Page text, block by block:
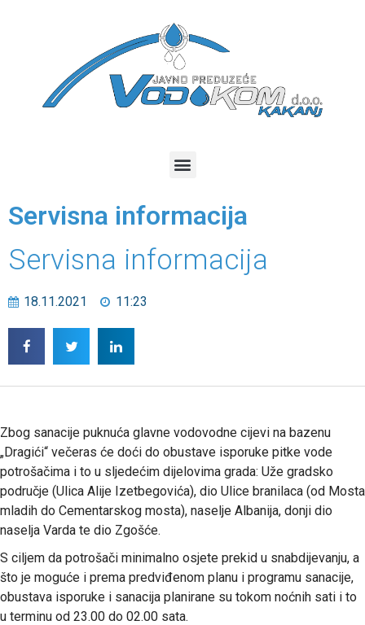
Servisna informacija
Servisna informacija
18.11.2021 11:23
Zbog sanacije puknuća glavne vodovodne cijevi na bazenu
„Dragići“ večeras će doći do obustave isporuke pitke vode
potrošačima i to u sljedećim dijelovima grada: Uže gradsko
područje (Ulica Alije Izetbegovića), dio Ulice branilaca (od Mosta
mladih do Cementarskog mosta), naselje Albanija, donji dio
naselja Varda te dio Zgošće.
S ciljem da potrošači minimalno osjete prekid u snabdijevanju, a
što je moguće i prema predviđenom planu i programu sanacije,
obustava isporuke i sanacija planirane su tokom noćnih sati i to
u terminu od 23.00 do 02.00 sata.